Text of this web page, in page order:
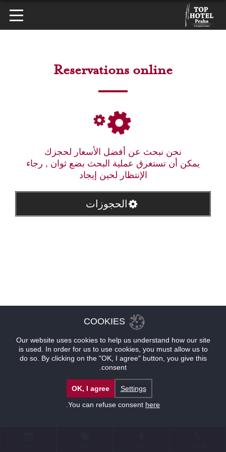
Reservations online
نحن نبحث عن أفضل الأسعار لحجزك
يمكن أن تستغرق عملية البحث بضع ثوان , رجاء
الإنتظار لحين إيجاد
الحجوزات
COOKIES
Our website uses cookies to help us understand how our site
is used. In order for us to use cookies, you must allow us to
do so. By clicking on the "OK, I agree" button, you give this
consent.
Settings
OK, I agree
You can refuse consent here
.